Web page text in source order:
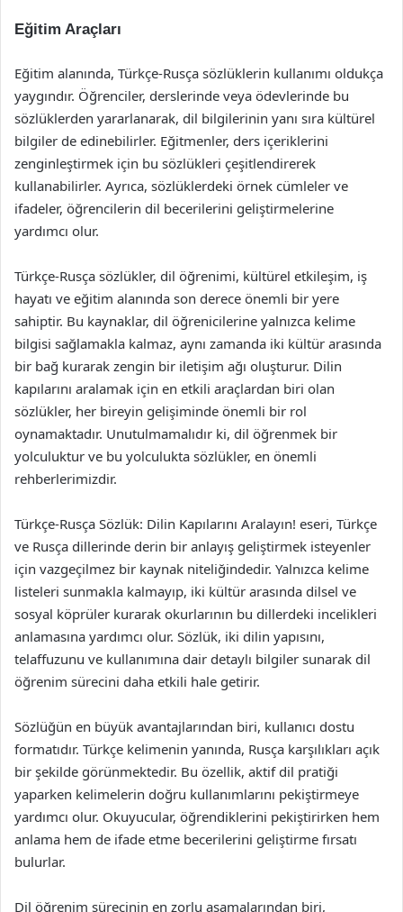
Eğitim Araçları
Eğitim alanında, Türkçe-Rusça sözlüklerin kullanımı oldukça
yaygındır. Öğrenciler, derslerinde veya ödevlerinde bu
sözlüklerden yararlanarak, dil bilgilerinin yanı sıra kültürel
bilgiler de edinebilirler. Eğitmenler, ders içeriklerini
zenginleştirmek için bu sözlükleri çeşitlendirerek
kullanabilirler. Ayrıca, sözlüklerdeki örnek cümleler ve
ifadeler, öğrencilerin dil becerilerini geliştirmelerine
yardımcı olur.
Türkçe-Rusça sözlükler, dil öğrenimi, kültürel etkileşim, iş
hayatı ve eğitim alanında son derece önemli bir yere
sahiptir. Bu kaynaklar, dil öğrenicilerine yalnızca kelime
bilgisi sağlamakla kalmaz, aynı zamanda iki kültür arasında
bir bağ kurarak zengin bir iletişim ağı oluşturur. Dilin
kapılarını aralamak için en etkili araçlardan biri olan
sözlükler, her bireyin gelişiminde önemli bir rol
oynamaktadır. Unutulmamalıdır ki, dil öğrenmek bir
yolculuktur ve bu yolculukta sözlükler, en önemli
rehberlerimizdir.
Türkçe-Rusça Sözlük: Dilin Kapılarını Aralayın! eseri, Türkçe
ve Rusça dillerinde derin bir anlayış geliştirmek isteyenler
için vazgeçilmez bir kaynak niteliğindedir. Yalnızca kelime
listeleri sunmakla kalmayıp, iki kültür arasında dilsel ve
sosyal köprüler kurarak okurlarının bu dillerdeki incelikleri
anlamasına yardımcı olur. Sözlük, iki dilin yapısını,
telaffuzunu ve kullanımına dair detaylı bilgiler sunarak dil
öğrenim sürecini daha etkili hale getirir.
Sözlüğün en büyük avantajlarından biri, kullanıcı dostu
formatıdır. Türkçe kelimenin yanında, Rusça karşılıkları açık
bir şekilde görünmektedir. Bu özellik, aktif dil pratiği
yaparken kelimelerin doğru kullanımlarını pekiştirmeye
yardımcı olur. Okuyucular, öğrendiklerini pekiştirirken hem
anlama hem de ifade etme becerilerini geliştirme fırsatı
bulurlar.
Dil öğrenim sürecinin en zorlu aşamalarından biri,